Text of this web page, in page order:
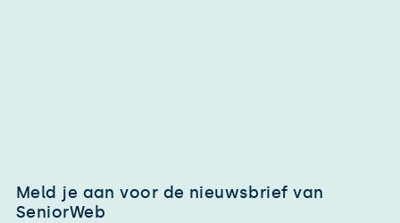
Meld je aan voor de nieuwsbrief van
SeniorWeb